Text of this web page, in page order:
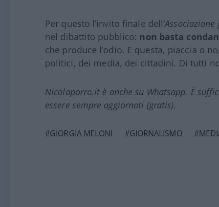
Per questo l’invito finale dell’
nel dibattito pubblico: non basta
che produce l’odio. E questa, piaccia o
politici, dei media, dei cittadini. Di tutti
Nicolaporro.it è anche su Whatsapp. È
essere sempre aggiornati (gratis).
#GIORGIA MELONI #GIORNALISMO